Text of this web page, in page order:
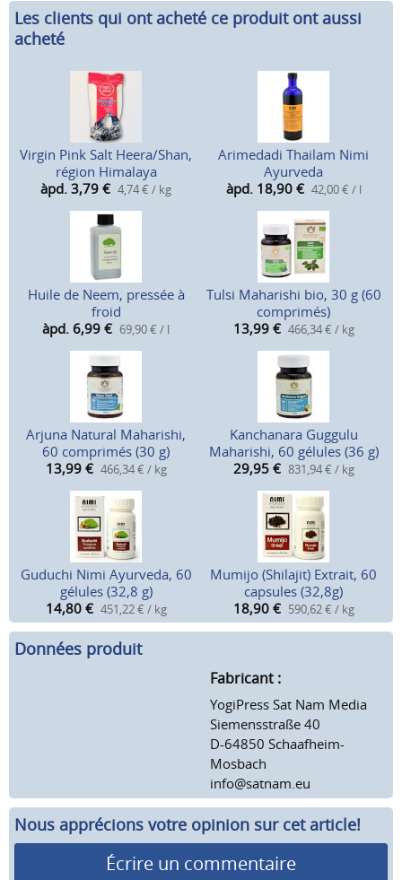
Les clients qui ont acheté ce produit ont aussi
acheté
Virgin Pink Salt Heera/Shan,
région Himalaya
àpd. 3,79 € 4,74 € / kg
Arimedadi Thailam Nimi
Ayurveda
àpd. 18,90 € 42,00 € / l
Huile de Neem, pressée à
froid
àpd. 6,99 € 69,90 € / l
Tulsi Maharishi bio, 30 g (60
comprimés)
13,99 € 466,34 € / kg
Arjuna Natural Maharishi,
60 comprimés (30 g)
13,99 € 466,34 € / kg
Kanchanara Guggulu
Maharishi, 60 gélules (36 g)
29,95 € 831,94 € / kg
Guduchi Nimi Ayurveda, 60
gélules (32,8 g)
14,80 € 451,22 € / kg
Mumijo (Shilajit) Extrait, 60
capsules (32,8g)
18,90 € 590,62 € / kg
Données produit
Fabricant :
YogiPress Sat Nam Media
Siemensstraße 40
D-64850 Schaafheim-
Mosbach
info@satnam.eu
Nous apprécions votre opinion sur cet article!
Écrire un commentaire